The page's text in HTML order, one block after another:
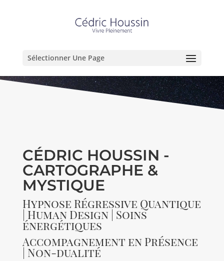
Sélectionner Une Page
CÉDRIC HOUSSIN -
CARTOGRAPHE &
MYSTIQUE
Hypnose Régressive Quantique
| Human Design | Soins
énergétiques
Accompagnement en Présence
| Non-dualité